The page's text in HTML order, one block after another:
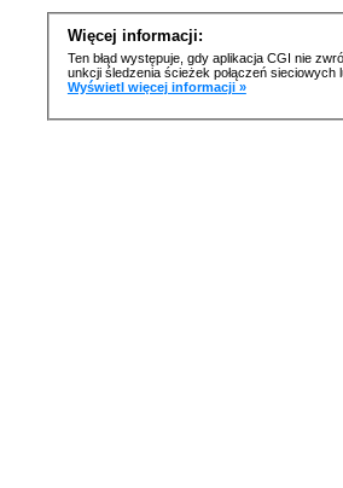
Więcej informacji:
Ten błąd występuje, gdy aplikacja CGI nie
unkcji śledzenia ścieżek połączeń
Wyświetl więcej informacji »